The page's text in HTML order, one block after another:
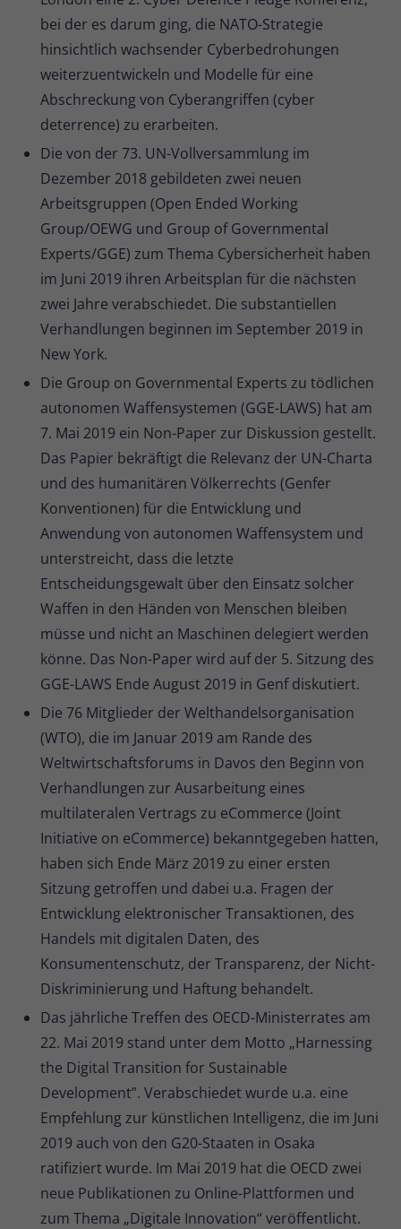
bei der es darum ging, die NATO-Strategie
hinsichtlich wachsender Cyberbedrohungen
weiterzuentwickeln und Modelle für eine
Abschreckung von Cyberangriffen (cyber
deterrence) zu erarbeiten.
Die von der 73. UN-Vollversammlung im
Dezember 2018 gebildeten zwei neuen
Arbeitsgruppen (Open Ended Working
Group/OEWG und Group of Governmental
Experts/GGE) zum Thema Cybersicherheit haben
im Juni 2019 ihren Arbeitsplan für die nächsten
zwei Jahre verabschiedet. Die substantiellen
Verhandlungen beginnen im September 2019 in
New York.
Die Group on Governmental Experts zu tödlichen
autonomen Waffensystemen (GGE-LAWS) hat am
7. Mai 2019 ein Non-Paper zur Diskussion gestellt.
Das Papier bekräftigt die Relevanz der UN-Charta
und des humanitären Völkerrechts (Genfer
Konventionen) für die Entwicklung und
Anwendung von autonomen Waffensystem und
unterstreicht, dass die letzte
Entscheidungsgewalt über den Einsatz solcher
Waffen in den Händen von Menschen bleiben
müsse und nicht an Maschinen delegiert werden
könne. Das Non-Paper wird auf der 5. Sitzung des
GGE-LAWS Ende August 2019 in Genf diskutiert.
Die 76 Mitglieder der Welthandelsorganisation
(WTO), die im Januar 2019 am Rande des
Weltwirtschaftsforums in Davos den Beginn von
Verhandlungen zur Ausarbeitung eines
multilateralen Vertrags zu eCommerce (Joint
Initiative on eCommerce) bekanntgegeben hatten,
haben sich Ende März 2019 zu einer ersten
Sitzung getroffen und dabei u.a. Fragen der
Entwicklung elektronischer Transaktionen, des
Handels mit digitalen Daten, des
Konsumentenschutz, der Transparenz, der Nicht-
Diskriminierung und Haftung behandelt.
Das jährliche Treffen des OECD-Ministerrates am
22. Mai 2019 stand unter dem Motto „Harnessing
the Digital Transition for Sustainable
Development”. Verabschiedet wurde u.a. eine
Empfehlung zur künstlichen Intelligenz, die im Juni
2019 auch von den G20-Staaten in Osaka
ratifiziert wurde. Im Mai 2019 hat die OECD zwei
neue Publikationen zu Online-Plattformen und
zum Thema „Digitale Innovation“ veröffentlicht.